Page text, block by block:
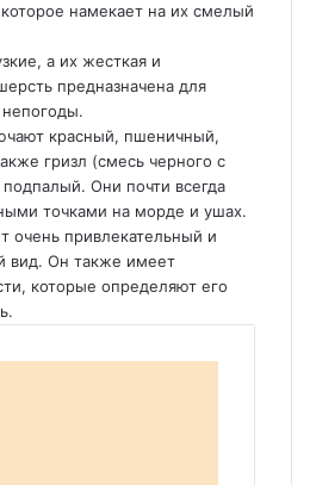
намекает на их смелый
а их жесткая и
предназначена для
красный, пшеничный,
гризл (смесь черного с
Они почти всегда
точками на морде и ушах.
очень привлекательный и
вид. Он также имеет
которые определяют его